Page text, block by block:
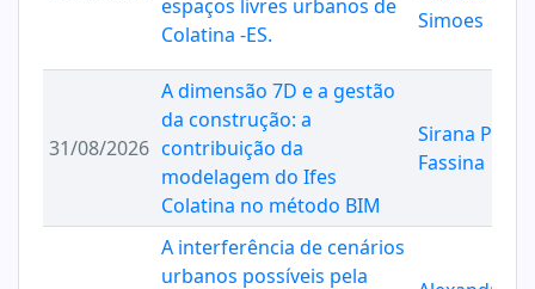
espaços livres urbanos de
Colatina -ES.
Simoes
31/08/2026
A dimensão 7D e a gestão
da construção: a
contribuição da
modelagem do Ifes
Colatina no método BIM
Sirana
Fassina
A interferência de cenários
urbanos possíveis pela